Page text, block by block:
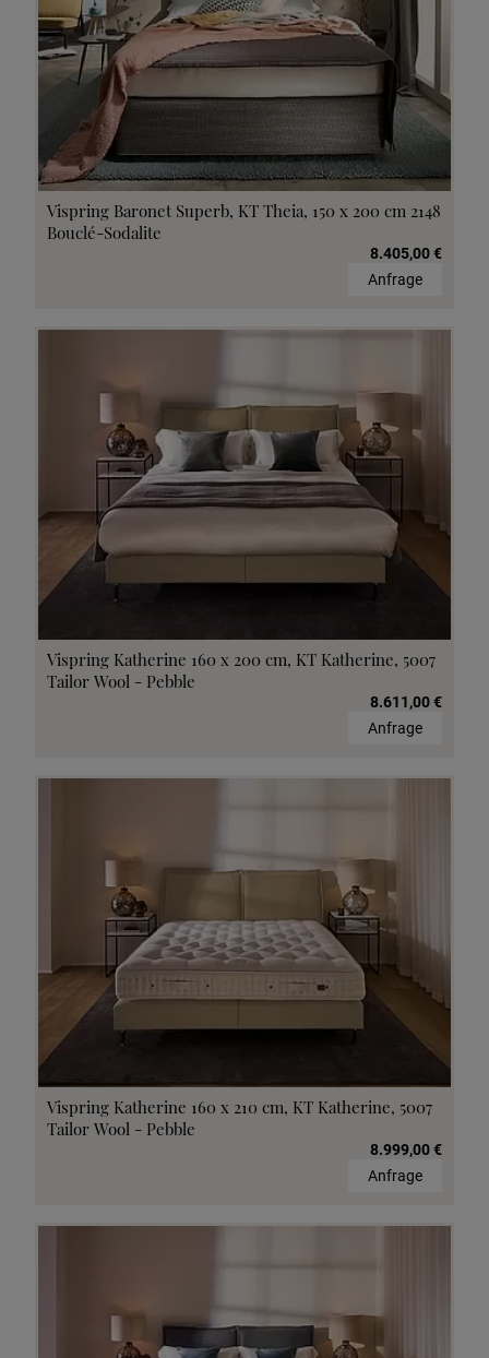
Vispring Baronet Superb, KT Theia, 150 x 200 cm 2148
Bouclé-Sodalite
8.405,00 €
Anfrage
Vispring Katherine 160 x 200 cm, KT Katherine, 5007
Tailor Wool - Pebble
8.611,00 €
Anfrage
Vispring Katherine 160 x 210 cm, KT Katherine, 5007
Tailor Wool - Pebble
8.999,00 €
Anfrage